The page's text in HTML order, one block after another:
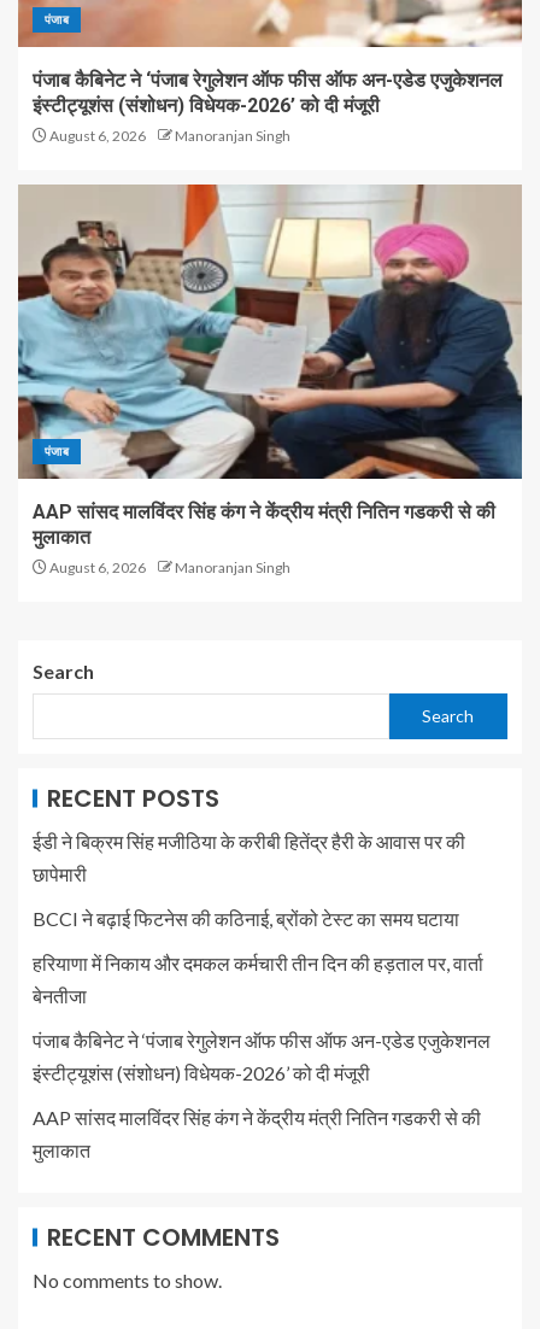
पंजाब
पंजाब कैबिनेट ने ‘पंजाब रेगुलेशन ऑफ फीस ऑफ अन-एडेड एजुकेशनल
इंस्टीट्यूशंस (संशोधन) विधेयक-2026’ को दी मंजूरी
August 6, 2026 Manoranjan Singh
पंजाब
AAP सांसद मालविंदर सिंह कंग ने केंद्रीय मंत्री नितिन गडकरी से की
मुलाकात
August 6, 2026 Manoranjan Singh
Search
Search
RECENT POSTS
ईडी ने बिक्रम सिंह मजीठिया के करीबी हितेंद्र हैरी के आवास पर की
छापेमारी
BCCI ने बढ़ाई फिटनेस की कठिनाई, ब्रोंको टेस्ट का समय घटाया
हरियाणा में निकाय और दमकल कर्मचारी तीन दिन की हड़ताल पर, वार्ता
बेनतीजा
पंजाब कैबिनेट ने ‘पंजाब रेगुलेशन ऑफ फीस ऑफ अन-एडेड एजुकेशनल
इंस्टीट्यूशंस (संशोधन) विधेयक-2026’ को दी मंजूरी
AAP सांसद मालविंदर सिंह कंग ने केंद्रीय मंत्री नितिन गडकरी से की
मुलाकात
RECENT COMMENTS
No comments to show.